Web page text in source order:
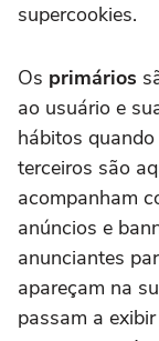
supercookies.
Os primários
ao usuário e
hábitos
terceiros são
acompanham
anúncios e
anunciantes
apareçam na
passam a